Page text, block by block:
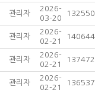
관리자
2026-
03-20
132550
관리자
2026-
02-21
140644
관리자
2026-
02-21
137472
관리자
2026-
02-21
136537